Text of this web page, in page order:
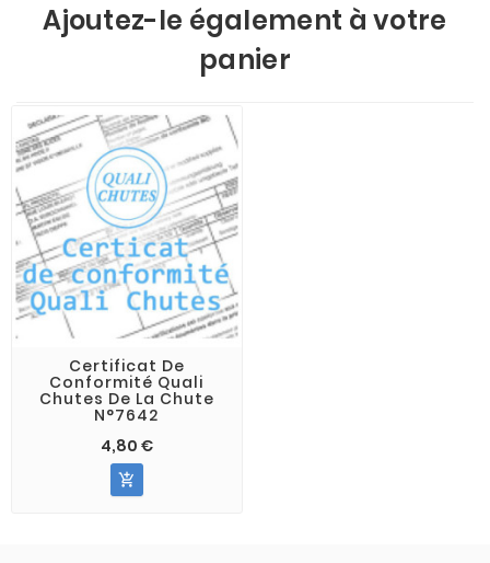
Ajoutez-le également à votre
panier
Certificat De
Conformité Quali
Chutes De La Chute
N°7642
4,80 €
